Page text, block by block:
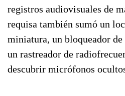
registros audiovisuales de
requisa también sumó un
miniatura, un bloqueador
un rastreador de
descubrir micrófonos